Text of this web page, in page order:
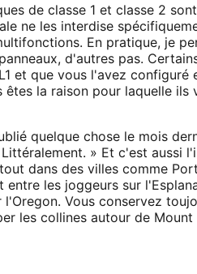
de classe 1 et classe 2
ne les interdise
En pratique, je
d'autres pas.
et que vous l'avez configuré
la raison pour laquelle ils
quelque chose le mois
» Et c'est aussi
dans des villes comme
les joggeurs sur
Vous conservez
les collines autour de